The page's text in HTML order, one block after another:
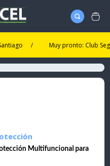
/ Muy pronto: Club
Multifuncional para